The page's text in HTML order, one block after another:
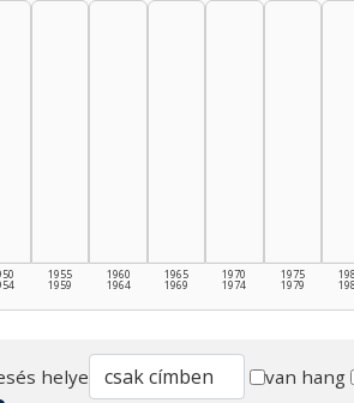
1955
1959
1960
1964
1965
1969
1970
1974
1975
1979
helye van hang